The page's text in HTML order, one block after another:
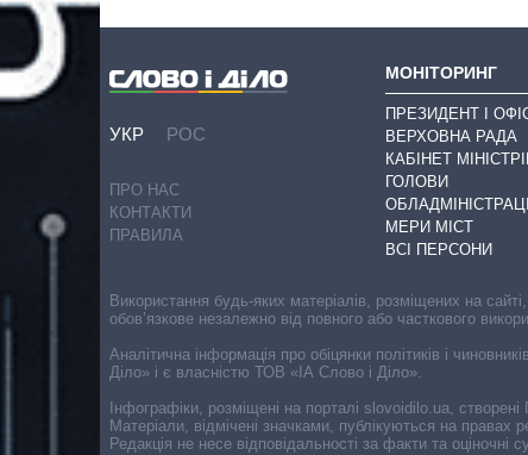
УКР РОС
ПРО НАС
КОНТАКТИ
ПРАВИЛА
МОНІТОРИНГ
ПРЕЗИДЕНТ І
ВЕРХОВНА РАДА
КАБІНЕТ
ГОЛОВИ
МЕРИ МІСТ
ВСІ ПЕРСОНИ
Використання будь-яких матеріалів, розміщених на
обов’язкове незалежно від повного або часткового
Аналітична інформація про обіцянки політиків і
Діло» і є власністю ТОВ «ІА Слово і Діло».
Інфографіки, розміщені на порталі slovoidilo.ua,
Матеріали, відмічені значками, публікуються на
Редакція не несе відповідальності за факти та